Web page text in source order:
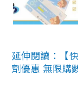
延伸閱讀：【
劑優惠 無限購